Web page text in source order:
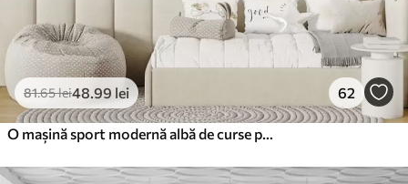
81.65lei48 .99 lei 62